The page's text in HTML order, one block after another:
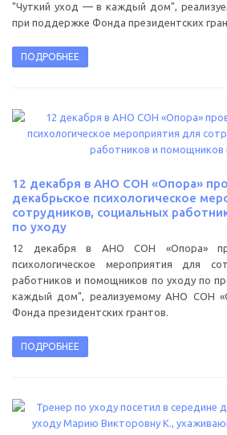
"Чуткий уход — в каждый дом",
при поддержке Фонда президентских
ПОДРОБНЕЕ
12 декабря в АНО СОН «Опора»
декабрьское психологическое
сотрудников, социальных
по уходу
12 декабря в АНО СОН «Опора»
психологическое мероприятия для
работников и помощников по уходу по
каждый дом", реализуемому АНО СОН
Фонда президентских грантов.
ПОДРОБНЕЕ